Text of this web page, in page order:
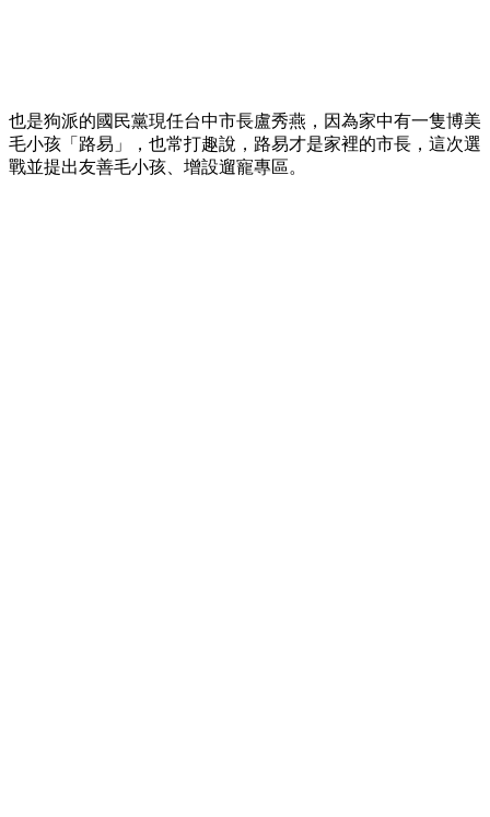
也是狗派的國民黨現任台中市長盧秀燕，因為家中有一隻博美
毛小孩「路易」，也常打趣說，路易才是家裡的市長，這次選
戰並提出友善毛小孩、增設遛寵專區。